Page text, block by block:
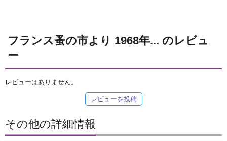
フランス蚤の市より 1968年... のレビュ
ー
レビューはありません。
レビューを投稿
その他の詳細情報